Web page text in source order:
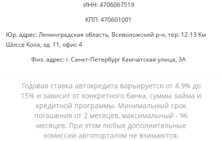
ИНН: 4706067519
КПП: 470601001
Юр. адрес: Ленинградская область, Всеволожский р-н, тер. 12-13 Км
Шоссе Кола, зд. 11, офис 4
Физ. адрес: г. Санкт-Петербург Камчатская улица, 3А
Годовая ставка автокредита варьируется от 4.9% до
15% и зависит от конкретного банка, суммы займа и
кредитной программы. Минимальный срок
погашения от 2 месяцев, максимальный - 96
месяцев. При этом любые дополнительные
комиссии автопорталом не взимаются.